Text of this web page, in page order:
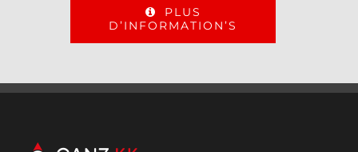
PLUS
D’INFORMATION’S